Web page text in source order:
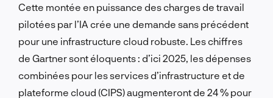
Cette montée en puissance des charges de travail
pilotées par l’IA crée une demande sans précédent
pour une infrastructure cloud robuste. Les chiffres
de Gartner sont éloquents : d’ici 2025, les dépenses
combinées pour les services d’infrastructure et de
plateforme cloud (CIPS) augmenteront de 24 % pour